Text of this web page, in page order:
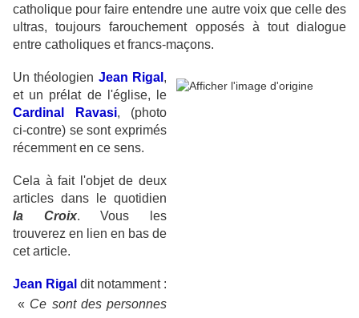
catholique pour faire entendre une autre voix que celle des
ultras, toujours farouchement opposés à tout dialogue
entre catholiques et francs-maçons.
Un théologien Jean Rigal ,
et un prélat de l'église, le
Cardinal Ravasi, (photo
ci-contre) se sont exprimés
récemment en ce sens.
Cela à fait l'objet de deux
articles dans le quotidien
la Croix. Vous les
trouverez en lien en bas de
cet article.
Jean Rigal dit notamment :
« Ce sont des personnes